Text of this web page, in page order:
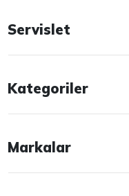
Servislet
Kategoriler
Markalar